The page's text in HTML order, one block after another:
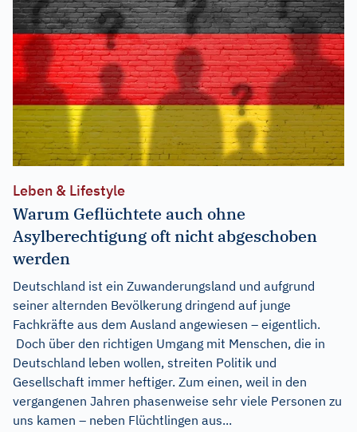
Leben & Lifestyle
Warum Geflüchtete auch ohne
Asylberechtigung oft nicht abgeschoben
werden
Deutschland ist ein Zuwanderungsland und aufgrund
seiner alternden Bevölkerung dringend auf junge
Fachkräfte aus dem Ausland angewiesen – eigentlich.
Doch über den richtigen Umgang mit Menschen, die in
Deutschland leben wollen, streiten Politik und
Gesellschaft immer heftiger. Zum einen, weil in den
vergangenen Jahren phasenweise sehr viele Personen zu
uns kamen – neben Flüchtlingen aus...